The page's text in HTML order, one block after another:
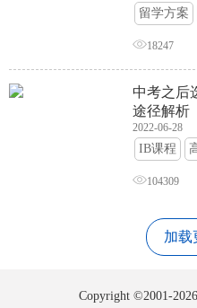
留学方案
18247
中考之后
途径解析
2022-06-28
IB课程
104309
加载
Copyright ©2001-